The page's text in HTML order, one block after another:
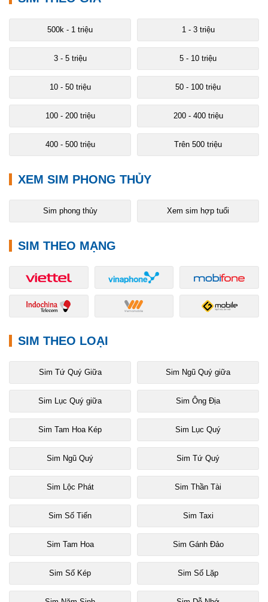
500k - 1 triệu 1 - 3 triệu
3 - 5 triệu 5 - 10 triệu
10 - 50 triệu 50 - 100 triệu
100 - 200 triệu 200 - 400 triệu
400 - 500 triệu Trên 500 triệu
XEM SIM PHONG THỦY
Sim phong thủy Xem sim hợp tuổi
SIM THEO MẠNG
SIM THEO LOẠI
Sim Tứ Quý Giữa Sim Ngũ Quý giữa
Sim Lục Quý giữa Sim Ông Địa
Sim Tam Hoa Kép Sim Lục Quý
Sim Ngũ Quý Sim Tứ Quý
Sim Lộc Phát Sim Thần Tài
Sim Số Tiến Sim Taxi
Sim Tam Hoa Sim Gánh Đảo
Sim Số Kép Sim Số Lặp